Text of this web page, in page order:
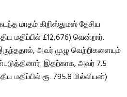
மாதம் கிறிஸ்துமஸ் தேசிய
மதிப்பில் £12,676) வென்றார்.
அவர் முழு வெற்றிகளையும்
இதற்காக, அவர் 7.5
மதிப்பில் ரூ. 795.8 மில்லியன்)